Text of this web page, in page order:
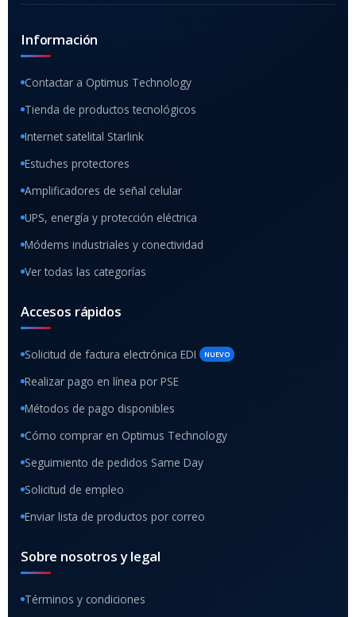
Información
Contactar a Optimus Technology
Tienda de productos tecnológicos
Internet satelital Starlink
Estuches protectores
Amplificadores de señal celular
UPS, energía y protección eléctrica
Módems industriales y conectividad
Ver todas las categorías
Accesos rápidos
Solicitud de factura electrónica EDI NUEVO
Realizar pago en línea por PSE
Métodos de pago disponibles
Cómo comprar en Optimus Technology
Seguimiento de pedidos Same Day
Solicitud de empleo
Enviar lista de productos por correo
Sobre nosotros y legal
Términos y condiciones